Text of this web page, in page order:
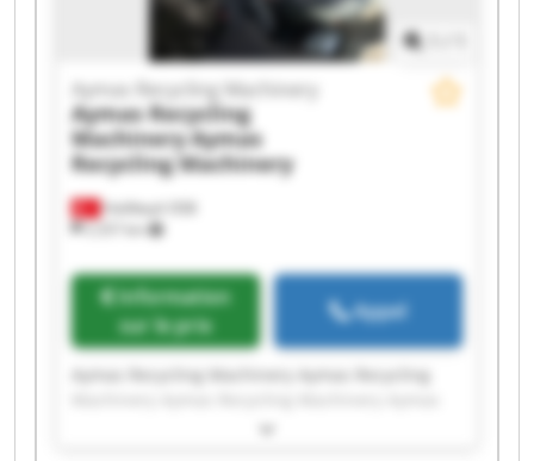
Halilbeyli OSB
2 257 km
Aymas Recycling Machinery
Aymas Recycling
Machinery Aymas
Recycling Machinery
Information
sur le prix
Appel
Aymas Recycling Machinery Aymas Recycling
Recycling Machinery Aymas Recycling Machinery